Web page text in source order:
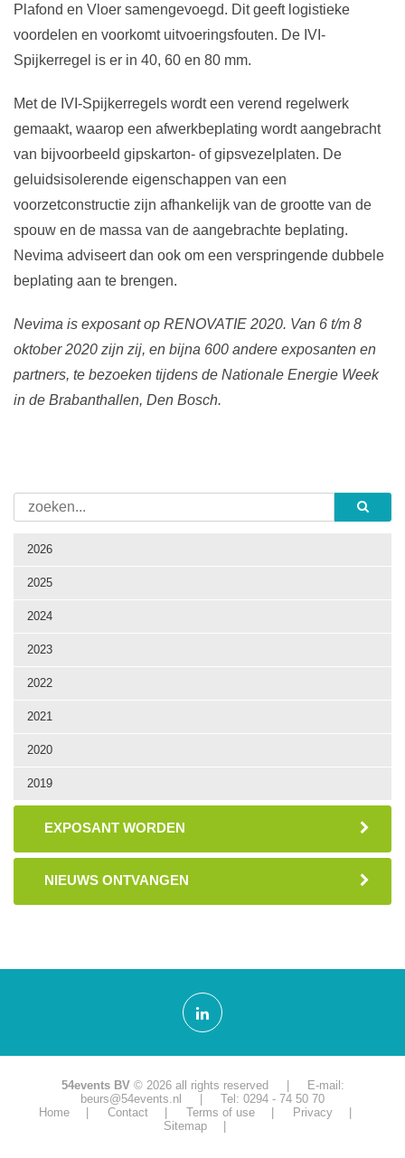
2026
2025
2024
2023
2022
2021
2020
2019
EXPOSANT WORDEN
NIEUWS ONTVANGEN
Plafond en Vloer samengevoegd. Dit geeft logistieke
voordelen en voorkomt uitvoeringsfouten. De IVI-
Spijkerregel is er in 40, 60 en 80 mm.
Met de IVI-Spijkerregels wordt een verend regelwerk
gemaakt, waarop een afwerkbeplating wordt aangebracht
van bijvoorbeeld gipskarton- of gipsvezelplaten. De
geluidsisolerende eigenschappen van een
voorzetconstructie zijn afhankelijk van de grootte van de
spouw en de massa van de aangebrachte beplating.
Nevima adviseert dan ook om een verspringende dubbele
beplating aan te brengen.
Nevima is exposant op RENOVATIE 2020. Van 6 t/m 8
oktober 2020 zijn zij, en bijna 600 andere exposanten en
partners, te bezoeken tijdens de Nationale Energie Week
in de Brabanthallen, Den Bosch.
54events BV© 2026 all rights reserved | E-mail:
beurs@54events.nl | Tel: 0294 - 74 50 70
Home
Contact Terms of use
Privacy
Sitemap